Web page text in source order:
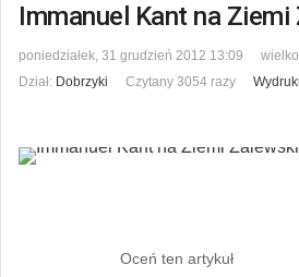
Immanuel Kant na
poniedziałek, 31 grudzień 2012 13:09
Dział: Dobrzyki Czytany 3054 razy
Oceń ten artykuł